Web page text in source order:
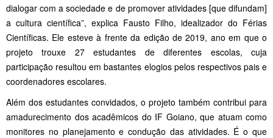
dialogar com a sociedade e de promover atividades [que difundam]
a cultura científica”, explica Fausto Filho, idealizador do Férias
Científicas. Ele esteve à frente da edição de 2019, ano em que o
projeto trouxe 27 estudantes de diferentes escolas, cuja
participação resultou em bastantes elogios pelos respectivos pais e
coordenadores escolares.
Além dos estudantes convidados, o projeto também contribui para
amadurecimento dos acadêmicos do IF Goiano, que atuam como
monitores no planejamento e condução das atividades. É o que